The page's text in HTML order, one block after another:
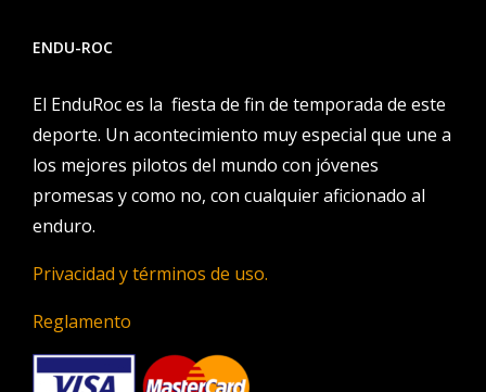
ENDU-ROC
El EnduRoc es la fiesta de fin de temporada de este
deporte. Un acontecimiento muy especial que une a
los mejores pilotos del mundo con jóvenes
promesas y como no, con cualquier aficionado al
enduro.
Privacidad y términos de uso.
Reglamento